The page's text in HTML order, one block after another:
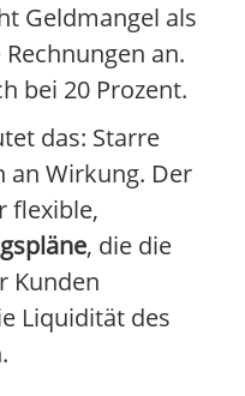
Geldmangel als
an.
bei 20 Prozent.
das: Starre
an Wirkung. Der
flexible,
, die die
Kunden
Liquidität des